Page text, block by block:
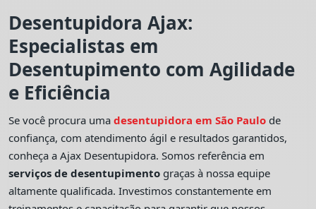
Desentupidora Ajax:
Especialistas em
Desentupimento com Agilidade
e Eficiência
Se você procura umadesentupidora em São Paulo de
confiança, com atendimento ágil e resultados garantidos,
conheça a Ajax Desentupidora. Somos referência em
serviços de desentupimento graças à nossa equipe
altamente qualificada. Investimos constantemente em